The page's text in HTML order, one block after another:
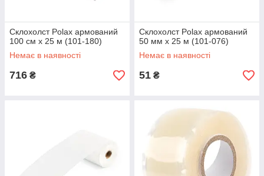
Склохолст Polax армований
100 см х 25 м (101-180)
Немає в наявності
716 ₴
Склохолст Polax армований
50 мм х 25 м (101-076)
Немає в наявності
51 ₴